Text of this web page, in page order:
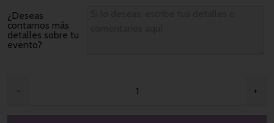
¿Deseas
contarnos más
detalles sobre tu
evento?